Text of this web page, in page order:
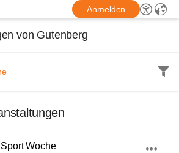
Anmelden
von Gutenberg
Woche